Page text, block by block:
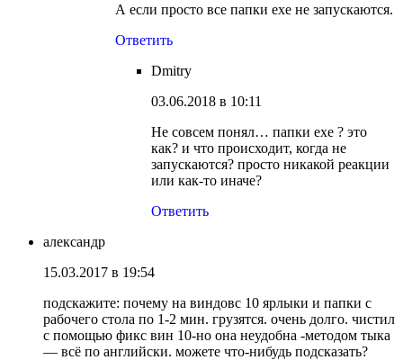
А если просто все папки exе не запускаются.
Ответить
Dmitry
03.06.2018 в 10:11
Не совсем понял… папки exe ? это
как? и что происходит, когда не
запускаются? просто никакой реакции
или как-то иначе?
Ответить
александр
15.03.2017 в 19:54
подскажите: почему на виндовс 10 ярлыки и папки с
рабочего стола по 1-2 мин. грузятся. очень долго. чистил
с помощью фикс вин 10-но она неудобна -методом тыка
— всё по английски. можете что-нибудь подсказать?